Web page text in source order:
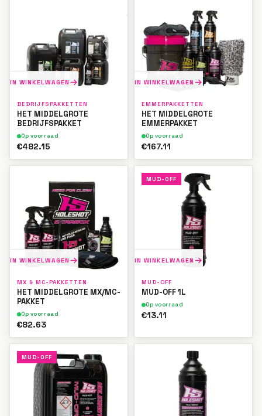
IN WINKELWAGEN
BEDRIJFSPAKKETTEN
HET MIDDELGROTE
BEDRIJFSPAKKET
Op voorraad
€482.15
IN WINKELWAGEN
EMMERPAKKETTEN
HET MIDDELGROTE
EMMERPAKKET
Op voorraad
€167.11
IN WINKELWAGEN
MX & MC-PAKKETTEN
HET MIDDELGROTE MX/MC-
PAKKET
Op voorraad
€82.63
MUD-OFF
IN WINKELWAGEN
MUD-OFF
MUD-OFF 1L
Op voorraad
€13.11
MUD-OFF